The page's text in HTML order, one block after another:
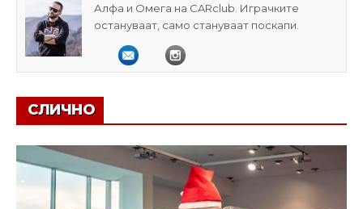
Алфа и Омега на CARclub. Играчките
остануваат, само стануваат поскапи.
СЛИЧНО